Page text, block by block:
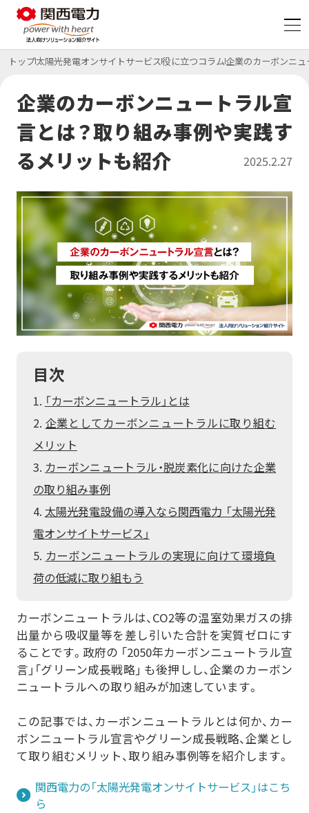
特集ページ
サービス
初期費用ゼロ・メンテもおまかせ
太陽光発電オンサイトサービス
CO₂フリー電気料金メニュー
再エネECOプラン
太陽光とセットで更なるコスト削減・脱炭素
車両・充電器もまるっとおまかせ
オフサイトPPA
その他のサービスを見る
ご採用事例
太陽光発電・再エネECOプラン
キユーピー株式会社
太陽光発電・おまかSave-Air
トッパン・フォームズ
その他の採用事例を見る
コスト削減
特集ページ
サービス
空調の自動制御で省エネ
おまかSave-Air®
デマンド・レスポンスサービス
K-DXソリューション
省エネ行動の習慣化から
設備の一元管理まで
エネルーク
自家発電で電気料金を削減
太陽光発電オンサイトサービス
その他のサービスを見る
ご採用事例
コーナン商事株式会社
おまかSave-Air ®
株式会社エイチ・ツー・オー
商業開発
BCP・防災
特集ページ
サービス
BCP・防災商材をコーディネート
かんでん総合防災サービス
いつでも誰でも使える蓄電池
非常用小型蓄電池販売
従業員の安否確認から集計まで自動化
安否確認システム
非常用発電機のテスト・メンテナンス
非常用発電機負荷試験サービス
非常時に備え、燃料保管＆配送
緊急時燃料配送
ご採用事例
かんでん総合防災サービス
株式会社 ニチレイ
ロジグループ本社
安否確認システム
市立吹田市民病院
その他の採用事例を見る
サービス一覧
課題から探す
コスト削減
業種から探す
製造業
小売・卸業
自治体・学校
物流・運輸業
製造業ソリューション特設サイト
事例・コラム等
ご採用事例
関西電力の特徴
企業情報
電気・ガスについて
お問い合わせ
ご契約者さま
会員サイト
かんでんBiZ
トップ太陽光発電オンサイトサービス役に立つコラム企業のカーボンニ
企業のカーボンニュートラル宣
言とは？取り組み事例や実践す
るメリットも紹介
2025.2.27
目次
「カーボンニュートラル」とは
企業としてカーボンニュートラルに取り組む
メリット
カーボンニュートラル・脱炭素化に向けた企業
の取り組み事例
太陽光発電設備の導入なら関西電力 「太陽光発
電オンサイトサービス」
カーボンニュートラルの実現に向けて環境負
荷の低減に取り組もう
カーボンニュートラルは、CO2等の温室効果ガスの排
出量から吸収量等を差し引いた合計を実質ゼロにす
ることです。政府の 「2050年カーボンニュートラル宣
言」「グリーン成長戦略」 も後押しし、企業のカーボン
ニュートラルへの取り組みが加速しています。
この記事では、カーボンニュートラルとは何か、カー
ボンニュートラル宣言やグリーン成長戦略、企業とし
て取り組むメリット、取り組み事例等を紹介します。
関西電力の「太陽光発電オンサイトサービス」はこち
ら